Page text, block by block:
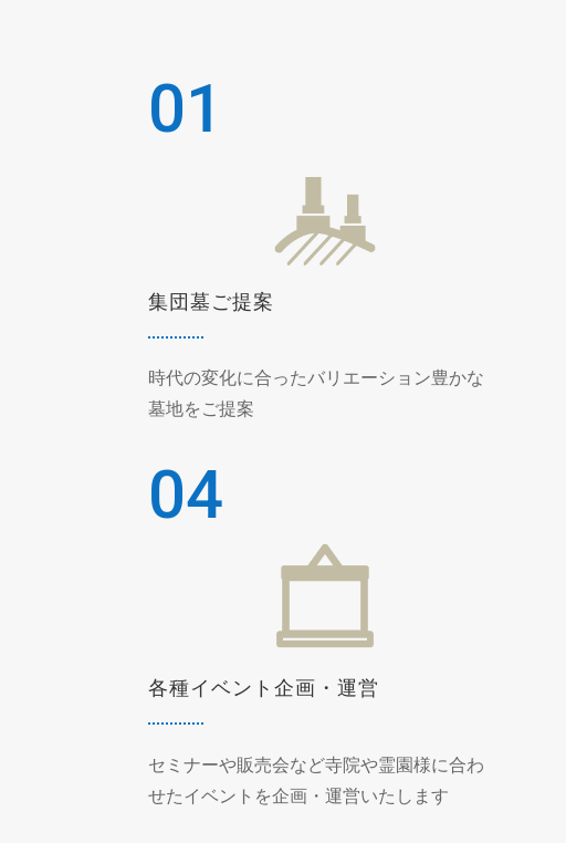
01
集団墓ご提案
時代の変化に合ったバリエーション豊かな
墓地をご提案
04
各種イベント企画・運営
セミナーや販売会など寺院や霊園様に合わ
せたイベントを企画・運営いたします